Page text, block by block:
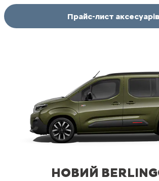
Прайс-лист аксесуарів
НОВИЙ